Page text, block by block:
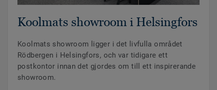
Koolmats showroom i Helsingfors
Koolmats showroom ligger i det livfulla området
Rödbergen i Helsingfors, och var tidigare ett
postkontor innan det gjordes om till ett inspirerande
showroom.